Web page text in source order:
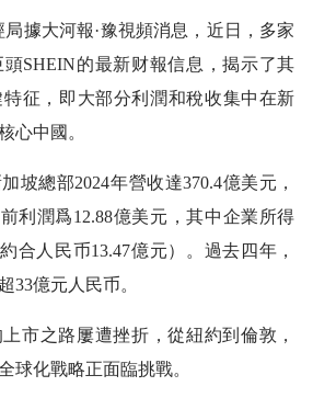
據大河報·豫視頻消息，近日，多家
SHEIN的最新财報信息，揭示了其
征，即大部分利潤和稅收集中在新
心中國。
坡總部2024年營收達370.4億美元，
利潤爲12.88億美元，其中企業所得
合人民币13.47億元）。過去四年，
33億元人民币。
市之路屢遭挫折，從紐約到倫敦，
球化戰略正面臨挑戰。